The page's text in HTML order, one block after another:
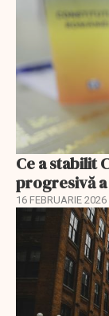
Ce a stabilit
progresivă
16 FEBRUARIE 2026